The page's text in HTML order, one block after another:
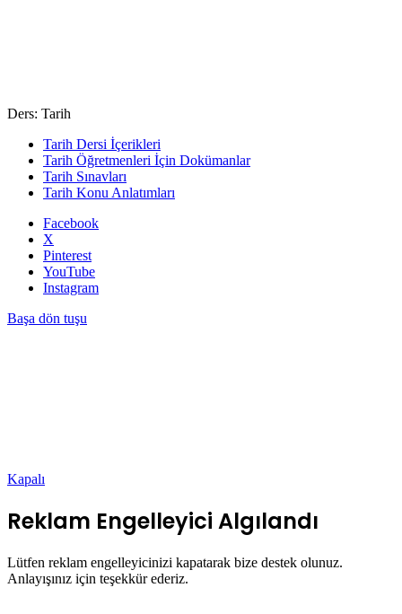
Ders: Tarih
Tarih Dersi İçerikleri
Tarih Öğretmenleri İçin Dokümanlar
Tarih Sınavları
Tarih Konu Anlatımları
Facebook
X
Pinterest
YouTube
Instagram
Başa dön tuşu
Kapalı
Reklam Engelleyici Algılandı
Lütfen reklam engelleyicinizi kapatarak bize destek olunuz.
Anlayışınız için teşekkür ederiz.